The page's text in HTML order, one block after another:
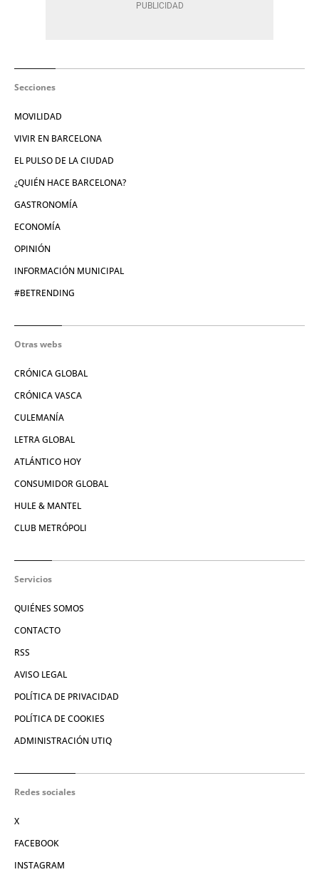
Secciones
MOVILIDAD
VIVIR EN BARCELONA
EL PULSO DE LA CIUDAD
¿QUIÉN HACE BARCELONA?
GASTRONOMÍA
ECONOMÍA
OPINIÓN
INFORMACIÓN MUNICIPAL
#BETRENDING
Otras webs
CRÓNICA GLOBAL
CRÓNICA VASCA
CULEMANÍA
LETRA GLOBAL
ATLÁNTICO HOY
CONSUMIDOR GLOBAL
HULE & MANTEL
CLUB METRÓPOLI
Servicios
QUIÉNES SOMOS
CONTACTO
RSS
AVISO LEGAL
POLÍTICA DE PRIVACIDAD
POLÍTICA DE COOKIES
ADMINISTRACIÓN UTIQ
Redes sociales
X
FACEBOOK
INSTAGRAM